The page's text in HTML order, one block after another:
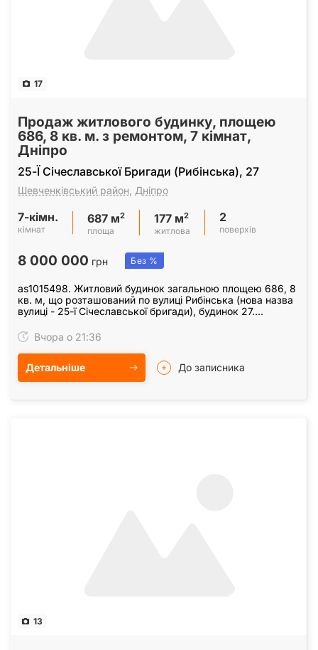
17
Продаж житлового будинку, площею
686, 8 кв. м. з ремонтом, 7 кімнат,
Дніпро
25-Ї Січеславської Бригади (Рибінська), 27
Шевченківський район Дніпро
7-кімн.
кімнат
687 м2
площа
177 м2
житлова
2
поверхів
8 000 000 грн Без %
as1015498. Житловий будинок загальною площею 686, 8
кв. м, що розташований по вулиці Рибінська (нова назва
вулиці - 25-ї Січеславської бригади), будинок 27.
Вчора о 21:36
Детальніше До записника
13